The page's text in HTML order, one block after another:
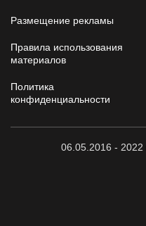
Размещение рекламы
Правила использования
материалов
Политика
конфиденциальности
06.05.2016 -